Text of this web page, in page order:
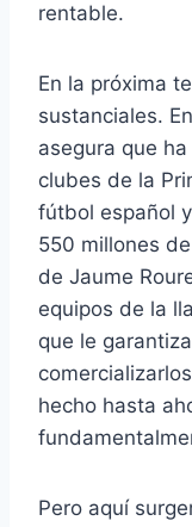
rentable.
En la próxima
sustanciales.
asegura que
clubes de la
fútbol español
550 millones
de Jaume
equipos de la
que le
hecho hasta
Pero aquí